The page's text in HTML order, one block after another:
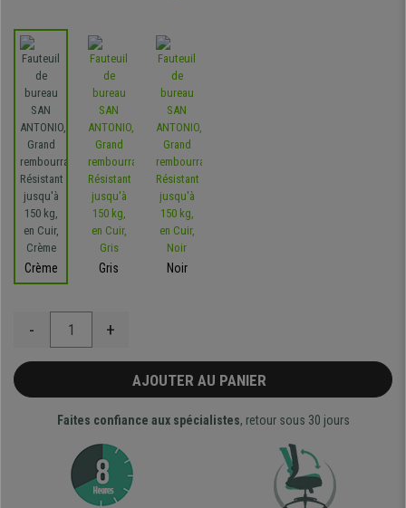
Crème Gris Noir
- +
AJOUTER AU PANIER
Faites confiance aux spécialistes, retour sous 30 jours